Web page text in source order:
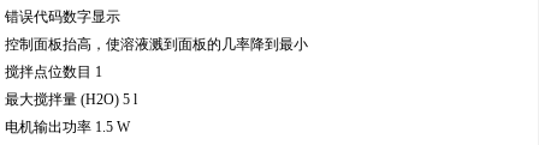
错误代码数字显示
控制面板抬高，使溶液溅到面板的几率降到最小
搅拌点位数目 1
最大搅拌量 (H2O) 5 l
电机输出功率 1.5 W